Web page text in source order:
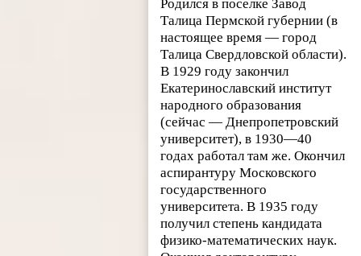
Родился в поселке Завод
Талица Пермской губернии (в
настоящее время — город
Талица Свердловской области).
В 1929 году закончил
Екатеринославский институт
народного образования
(сейчас — Днепропетровский
университет), в 1930—40
годах работал там же. Окончил
аспирантуру Московского
государственного
университета. В 1935 году
получил степень кандидата
физико-математических наук.